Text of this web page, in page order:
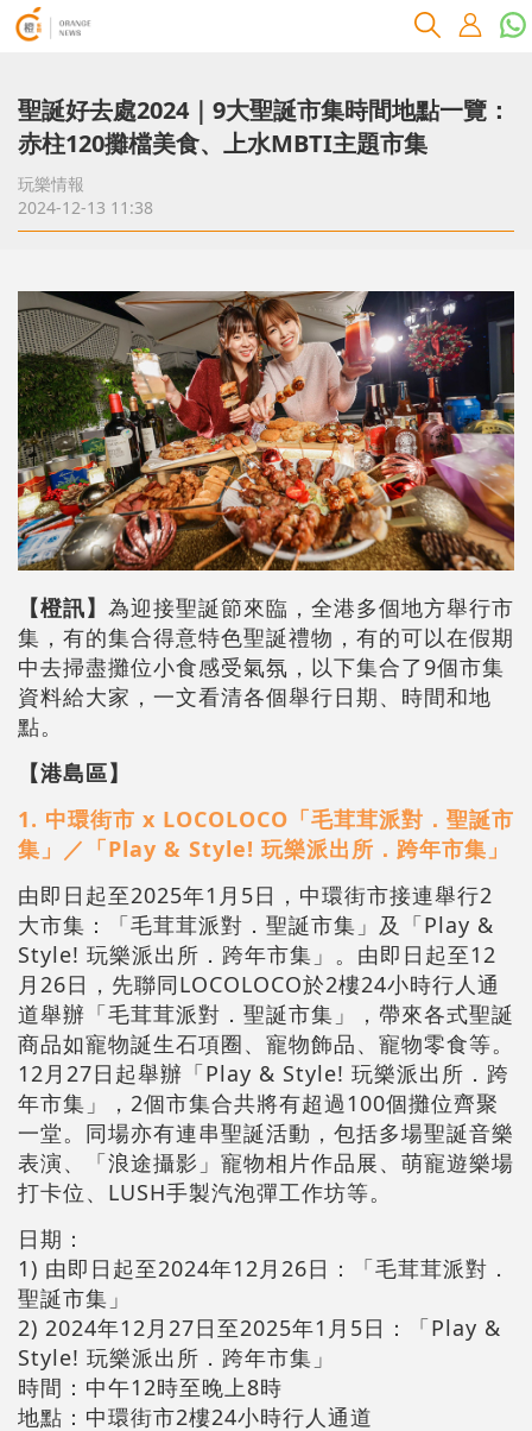
聖誕好去處2024｜9大聖誕市集時間地點一覽：
赤柱120攤檔美食、上水MBTI主題市集
玩樂情報
2024-12-13 11:38
【橙訊】 為迎接聖誕節來臨，全港多個地方舉行市
集，有的集合得意特色聖誕禮物，有的可以在假期
中去掃盡攤位小食感受氣氛，以下集合了9個市集
資料給大家，一文看清各個舉行日期、時間和地
點。
【港島區】
1. 中環街市 x LOCOLOCO「毛茸茸派對．聖誕市
集」／「Play & Style! 玩樂派出所．跨年市集」
由即日起至2025年1月5日，中環街市接連舉行2
大市集：「毛茸茸派對．聖誕市集」及「Play &
Style! 玩樂派出所．跨年市集」。由即日起至12
月26日，先聯同LOCOLOCO於2樓24小時行人通
道舉辦「毛茸茸派對．聖誕市集」，帶來各式聖誕
商品如寵物誕生石項圈、寵物飾品、寵物零食等。
12月27日起舉辦「Play & Style! 玩樂派出所．跨
年市集」，2個市集合共將有超過100個攤位齊聚
一堂。同場亦有連串聖誕活動，包括多場聖誕音樂
表演、「浪途攝影」寵物相片作品展、萌寵遊樂場
打卡位、LUSH手製汽泡彈工作坊等。
日期：
1) 由即日起至2024年12月26日：「毛茸茸派對．
聖誕市集」
2) 2024年12月27日至2025年1月5日：「Play &
Style! 玩樂派出所．跨年市集」
時間：中午12時至晚上8時
地點：中環街市2樓24小時行人通道